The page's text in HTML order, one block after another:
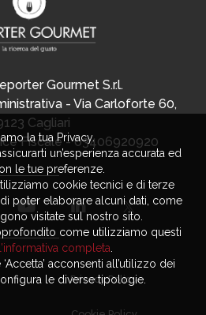
Gourmet S.r.l.
- Via Carloforte 60,
Cagliari
Fiscale - 03406920920
Privacy Policy
la tua Privacy.
un’esperienza accurata ed
le tue preferenze.
cookie tecnici e di terze
poter elaborare alcuni dati, come
visitate sul nostro sito.
come utilizziamo questi
completa
acconsenti all’utilizzo dei
le diverse tipologie.